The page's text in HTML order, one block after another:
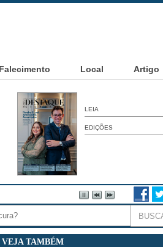
Falecimento Local Artigo
LEIA
EDIÇÕES
VEJA TAMBÉM